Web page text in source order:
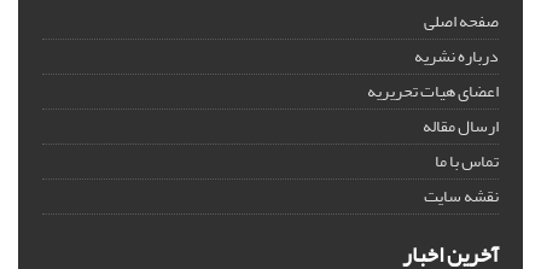
صفحه اصلی
درباره نشریه
اعضای هیات تحریریه
ارسال مقاله
تماس با ما
نقشه سایت
آخرین اخبار